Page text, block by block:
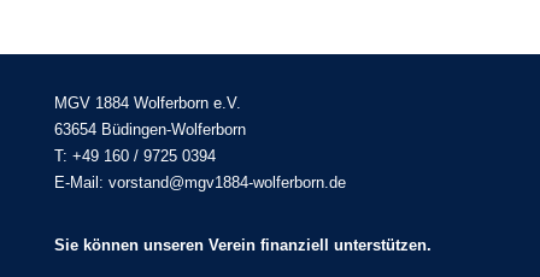
MGV 1884 Wolferborn e.V.
63654 Büdingen-Wolferborn
T: +49 160 / 9725 0394
E-Mail: vorstand@mgv1884-wolferborn.de
Sie können unseren Verein finanziell unterstützen.